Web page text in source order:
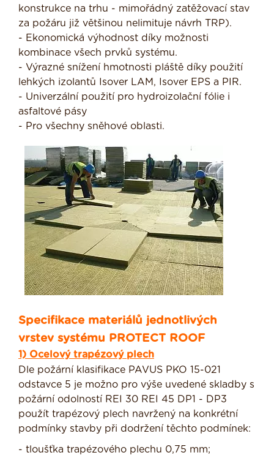
konstrukce na trhu - mimořádný zatěžovací stav
za požáru již většinou nelimituje návrh TRP).
- Ekonomická výhodnost díky možnosti
kombinace všech prvků systému.
- Výrazné snížení hmotnosti pláště díky použití
lehkých izolantů Isover LAM, Isover EPS a PIR.
- Univerzální použití pro hydroizolační fólie i
asfaltové pásy
- Pro všechny sněhové oblasti.
Specifikace materiálů jednotlivých
vrstev systému PROTECT ROOF
1) Ocelový trapézový plech
Dle požární klasifikace PAVUS PKO 15-021
odstavce 5 je možno pro výše uvedené skladby s
požární odolností REI 30 REI 45 DP1 - DP3
použít trapézový plech navržený na konkrétní
podmínky stavby při dodržení těchto podmínek:
- tloušťka trapézového plechu 0,75 mm;